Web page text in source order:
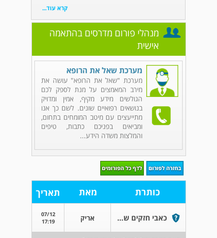
קרא עוד...
מנהלי פורום מדרסים בהתאמה
אישית
מערכת שאל את הרופא
מערכת "שאל את הרופא" עושה את
מירב המאמצים על מנת לספק לכם
הגולשים מידע מקיף, אמין ומדויק
בנושאים רפואיים שונים. לשם כך אנו
מתייעצים עם מיטב המומחים בתחום,
ומביאים בפניכם כתבות, טיפים
והמלצות משדה הידע...
כותרת מאת תאריך
כאבי חזקים של דורבן אריק
07/12
17:19